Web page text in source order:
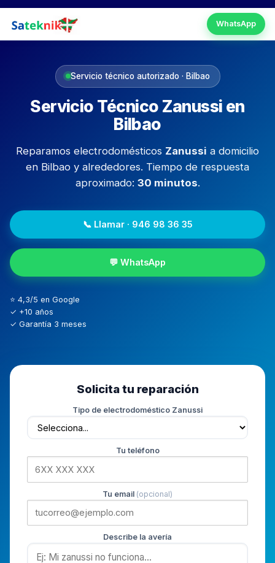
Skip
WhatsApp
Servicio técnico autorizado · Bilbao
Servicio Técnico Zanussi en
Bilbao
Reparamos electrodomésticos Zanussi a domicilio
en Bilbao y alrededores. Tiempo de respuesta
aproximado: 30 minutos.
📞 Llamar · 946 98 36 35
💬 WhatsApp
⭐ 4,3/5 en Google
✓ +10 años
✓ Garantía 3 meses
Solicita tu reparación
Tipo de electrodoméstico Zanussi
Tu teléfono
Tu email (opcional)
Describe la avería